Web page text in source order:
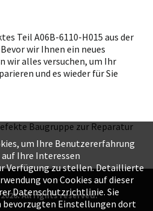
Teil A06B-6110-H015 aus der
wir Ihnen ein neues
wir alles versuchen, um Ihr
und es wieder für Sie
Baugruppe zur Reparatur
2026. All rights reserved.
um Ihre Benutzererfahrung
Ihre Interessen
Verfügung zu stellen. Detaillierte
von Cookies auf dieser
Datenschutzrichtlinie. Sie
bevorzugten Einstellungen dort